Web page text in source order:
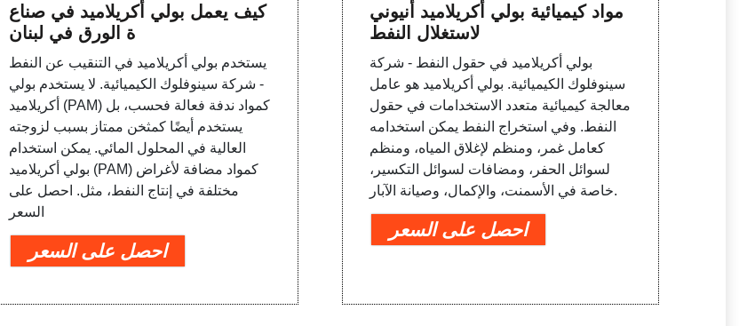
كيف يعمل بولي أكريلاميد في صناع
ة الورق في لبنان
يستخدم بولي أكريلاميد في التنقيب عن النفط
- شركة سينوفلوك الكيميائية. لا يستخدم بولي
أكريلاميد (PAM) كمواد ندفة فعالة فحسب، بل
يستخدم أيضًا كمثخن ممتاز بسبب لزوجته
العالية في المحلول المائي. يمكن استخدام
بولي أكريلاميد (PAM) كمواد مضافة لأغراض
مختلفة في إنتاج النفط، مثل. احصل على
السعر
احصل على السعر
مواد كيميائية بولي أكريلاميد أنيوني
لاستغلال النفط
بولي أكريلاميد في حقول النفط - شركة
سينوفلوك الكيميائية. بولي أكريلاميد هو عامل
معالجة كيميائية متعدد الاستخدامات في حقول
النفط. وفي استخراج النفط يمكن استخدامه
كعامل غمر، ومنظم لإغلاق المياه، ومنظم
لسوائل الحفر، ومضافات لسوائل التكسير،
خاصة في الأسمنت، والإكمال، وصيانة الآبار.
احصل على السعر